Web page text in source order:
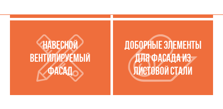
НАВЕСНОЙ
ВЕНТИЛИРУЕМЫЙ
ФАСАД
ДОБОРНЫЕ ЭЛЕМЕНТЫ
ДЛЯ ФАСАДА ИЗ
ЛИСТОВОЙ СТАЛИ